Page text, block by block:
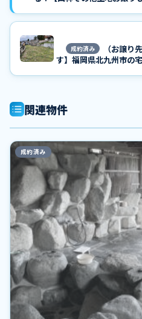
成約済み
（お譲り
す】福岡県北九州市の
関連物件
成約済み